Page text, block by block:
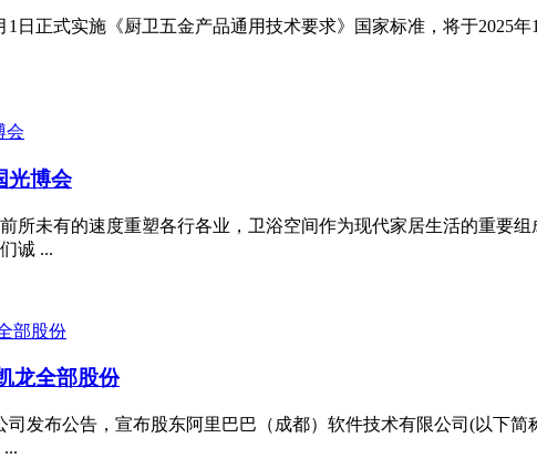
1日正式实施《厨卫五金产品通用技术要求》国家标准，将于2025
光博会
所未有的速度重塑各行各业，卫浴空间作为现代家居生活的重要
诚 ...
龙全部股份
发布公告，宣布股东阿里巴巴（成都）软件技术有限公司(以下